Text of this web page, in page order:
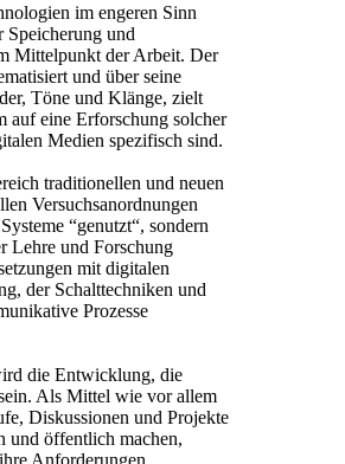
im engeren Sinn
Speicherung und
Mittelpunkt der Arbeit. Der
und über seine
Töne und Klänge, zielt
auf eine Erforschung solcher
Medien spezifisch sind.
traditionellen und neuen
Versuchsanordnungen
“genutzt“, sondern
Lehre und Forschung
mit digitalen
der Schalttechniken und
Prozesse
die Entwicklung, die
Als Mittel wie vor allem
Diskussionen und Projekte
und öffentlich machen,
Anforderungen